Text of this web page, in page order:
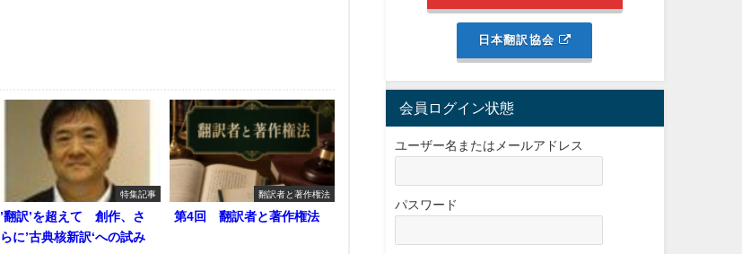
特集記事
’翻訳’を超えて 創作、さ
らに’古典核新訳‘への試み
翻訳者と著作権法
第4回 翻訳者と著作権法
日本翻訳協会
会員ログイン状態
ユーザー名またはメールアドレス
パスワード